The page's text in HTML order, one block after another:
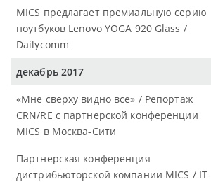
MICS предлагает премиальную серию
ноутбуков Lenovo YOGA 920 Glass /
Dailycomm
декабрь 2017
«Мне сверху видно все» / Репортаж
CRN/RE с партнерской конференции
MICS в Москва-Сити
Партнерская конференция
дистрибьюторской компании MICS / IT-